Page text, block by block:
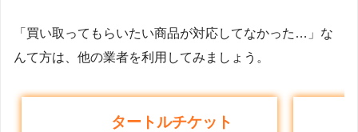
「買い取ってもらいたい商品が対応してなかった…」な
んて方は、他の業者を利用してみましょう。
タートルチケット